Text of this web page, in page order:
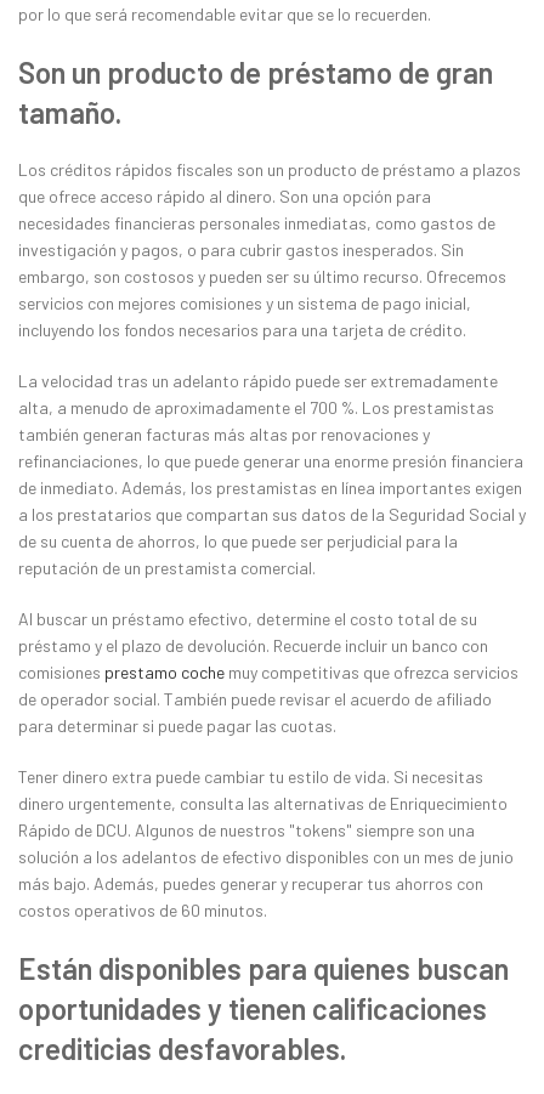
por lo que será recomendable evitar que se lo recuerden.
Son un producto de préstamo de gran
tamaño.
Los créditos rápidos fiscales son un producto de préstamo a plazos
que ofrece acceso rápido al dinero. Son una opción para
necesidades financieras personales inmediatas, como gastos de
investigación y pagos, o para cubrir gastos inesperados. Sin
embargo, son costosos y pueden ser su último recurso. Ofrecemos
servicios con mejores comisiones y un sistema de pago inicial,
incluyendo los fondos necesarios para una tarjeta de crédito.
La velocidad tras un adelanto rápido puede ser extremadamente
alta, a menudo de aproximadamente el 700 %. Los prestamistas
también generan facturas más altas por renovaciones y
refinanciaciones, lo que puede generar una enorme presión financiera
de inmediato. Además, los prestamistas en línea importantes exigen
a los prestatarios que compartan sus datos de la Seguridad Social y
de su cuenta de ahorros, lo que puede ser perjudicial para la
reputación de un prestamista comercial.
Al buscar un préstamo efectivo, determine el costo total de su
préstamo y el plazo de devolución. Recuerde incluir un banco con
comisiones prestamo coche muy competitivas que ofrezca servicios
de operador social. También puede revisar el acuerdo de afiliado
para determinar si puede pagar las cuotas.
Tener dinero extra puede cambiar tu estilo de vida. Si necesitas
dinero urgentemente, consulta las alternativas de Enriquecimiento
Rápido de DCU. Algunos de nuestros "tokens" siempre son una
solución a los adelantos de efectivo disponibles con un mes de junio
más bajo. Además, puedes generar y recuperar tus ahorros con
costos operativos de 60 minutos.
Están disponibles para quienes buscan
oportunidades y tienen calificaciones
crediticias desfavorables.